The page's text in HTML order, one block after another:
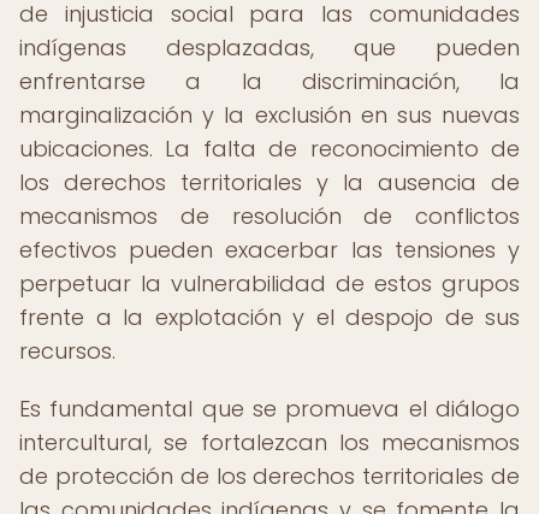
de injusticia social para las comunidades
indígenas desplazadas, que pueden
enfrentarse a la discriminación, la
marginalización y la exclusión en sus nuevas
ubicaciones. La falta de reconocimiento de
los derechos territoriales y la ausencia de
mecanismos de resolución de conflictos
efectivos pueden exacerbar las tensiones y
perpetuar la vulnerabilidad de estos grupos
frente a la explotación y el despojo de sus
recursos.
Es fundamental que se promueva el diálogo
intercultural, se fortalezcan los mecanismos
de protección de los derechos territoriales de